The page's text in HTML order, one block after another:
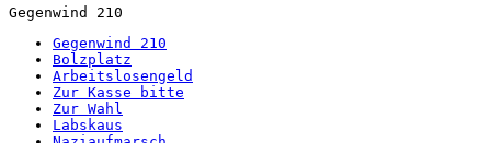
Gegenwind 210
Gegenwind 210
Bolzplatz
Arbeitslosengeld
Zur Kasse bitte
Zur Wahl
Labskaus